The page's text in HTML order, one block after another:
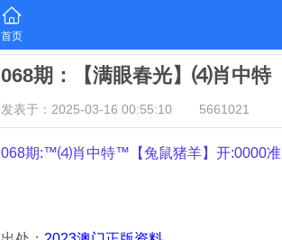
首页
068期：【满眼春光】⑷肖中特
发表于：2025-03-16 00:55:10 5661021
068期:™⑷肖中特™【兔鼠猪羊】开:0000准